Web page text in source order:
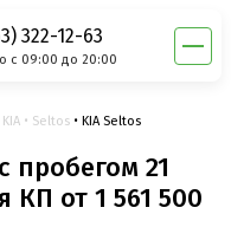
322-12-63
с 09:00 до 20:00
KIA Seltos KIA Seltos
пробегом 21
КП от 1 561 500